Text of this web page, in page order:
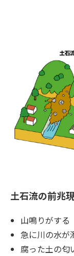
土石流の前兆
山鳴りがする
急に川の水が
腐った土の匂